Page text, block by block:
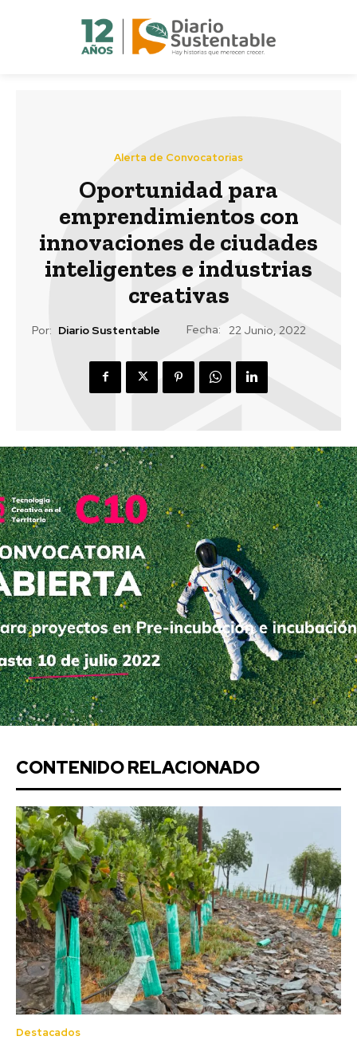
Alerta de Convocatorias
Oportunidad para
emprendimientos con
innovaciones de ciudades
inteligentes e industrias
creativas
Por: Diario Sustentable Fecha: 22 Junio, 2022
CONTENIDO RELACIONADO
Destacados